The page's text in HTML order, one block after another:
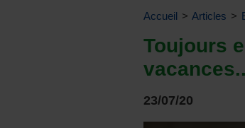
Accueil > Articles >
Toujours
23/07/20